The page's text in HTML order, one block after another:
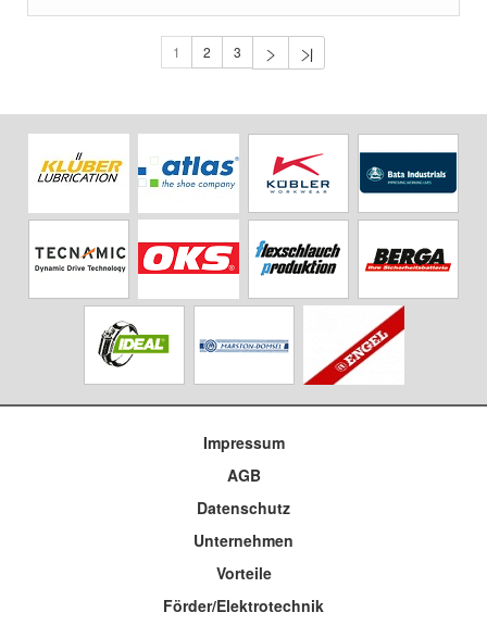
1 2 3
Impressum
AGB
Datenschutz
Unternehmen
Vorteile
Förder/Elektrotechnik